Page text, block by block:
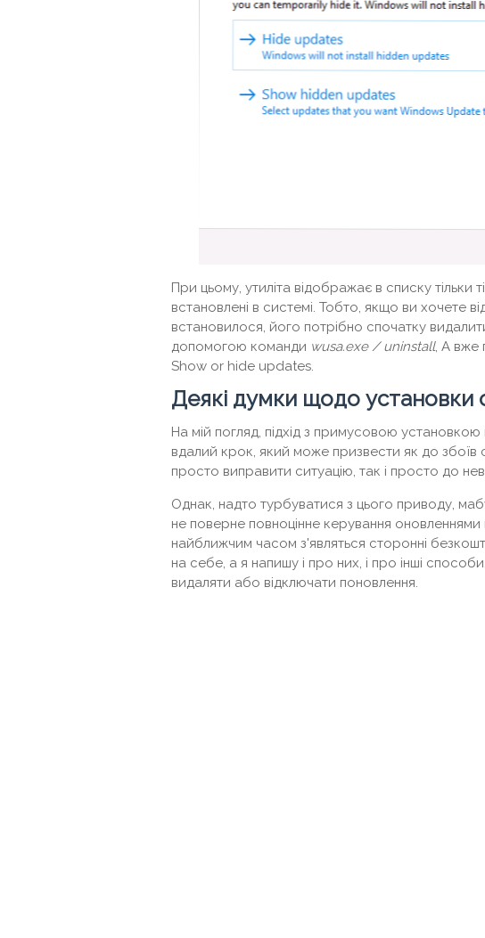
При цьому, утиліта відображає в списку тільки
встановлені в системі. Тобто, якщо ви хочете
встановилося, його потрібно спочатку
допомогою команди wusa.exe / uninstall, А вже
Show or hide updates.
Деякі думки щодо установки
На мій погляд, підхід з примусовою
вдалий крок, який може призвести як до збоїв
просто виправити ситуацію, так і просто до
Однак, надто турбуватися з цього приводу,
не поверне повноцінне керування
найближчим часом з'являться сторонні
на себе, а я напишу і про них, і про інші
видаляти або відключати поновлення.